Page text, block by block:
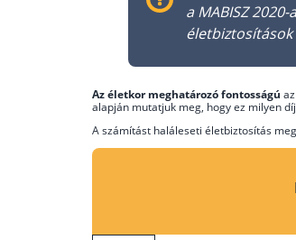
a MABISZ
Az életkor meghatározó fontosságú
alapján mutatjuk meg, hogy ez milyen
A számítást haláleseti életbiztosítás